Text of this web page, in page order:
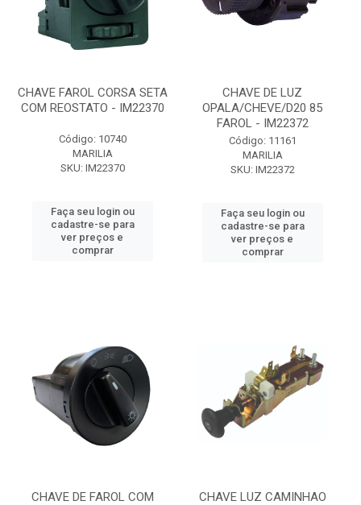
CHAVE FAROL CORSA SETA
COM REOSTATO - IM22370
Código: 10740
MARILIA
SKU: IM22370
Faça seu login ou
cadastre-se para
ver preços e
comprar
CHAVE DE LUZ
OPALA/CHEVE/D20 85
FAROL - IM22372
Código: 11161
MARILIA
SKU: IM22372
Faça seu login ou
cadastre-se para
ver preços e
comprar
CHAVE DE FAROL COM CHAVE LUZ CAMINHAO